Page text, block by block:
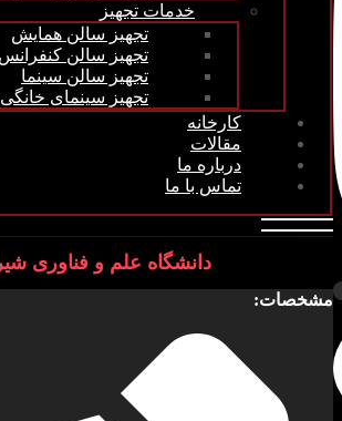
خدمات تجهیز
تجهیز سالن همایش
تجهیز سالن کنفرانس
تجهیز سالن سینما
تجهیز سینمای خانگی
کارخانه
مقالات
درباره ما
تماس با ما
دانشگاه علم و فناوری شیراز